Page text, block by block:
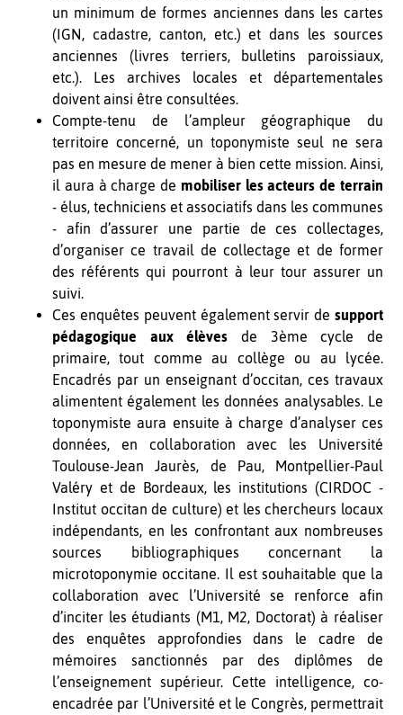
un minimum de formes anciennes dans les cartes
(IGN, cadastre, canton, etc.) et dans les sources
anciennes (livres terriers, bulletins paroissiaux,
etc.). Les archives locales et départementales
doivent ainsi être consultées.
Compte-tenu de l’ampleur géographique du
territoire concerné, un toponymiste seul ne sera
pas en mesure de mener à bien cette mission. Ainsi,
il aura à charge de mobiliser les acteurs de terrain
- élus, techniciens et associatifs dans les communes
- afin d’assurer une partie de ces collectages,
d’organiser ce travail de collectage et de former
des référents qui pourront à leur tour assurer un
suivi.
Ces enquêtes peuvent également servir de support
pédagogique aux élèves de 3ème cycle de
primaire, tout comme au collège ou au lycée.
Encadrés par un enseignant d’occitan, ces travaux
alimentent également les données analysables. Le
toponymiste aura ensuite à charge d’analyser ces
données, en collaboration avec les Université
Toulouse-Jean Jaurès, de Pau, Montpellier-Paul
Valéry et de Bordeaux, les institutions (CIRDOC -
Institut occitan de culture) et les chercheurs locaux
indépendants, en les confrontant aux nombreuses
sources bibliographiques concernant la
microtoponymie occitane. Il est souhaitable que la
collaboration avec l’Université se renforce afin
d’inciter les étudiants (M1, M2, Doctorat) à réaliser
des enquêtes approfondies dans le cadre de
mémoires sanctionnés par des diplômes de
l’enseignement supérieur. Cette intelligence, co-
encadrée par l’Université et le Congrès, permettrait